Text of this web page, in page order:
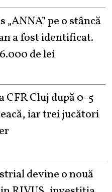
„ANNA” pe o stâncă
a fost identificat.
de lei
CFR Cluj după 0-5
iar trei jucători
devine o nouă